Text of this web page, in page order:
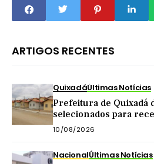
ARTIGOS RECENTES
QuixadáÚltimas Notícias
Prefeitura de Quixadá
selecionados para
10/08/2026
NacionalÚltimas Notícias